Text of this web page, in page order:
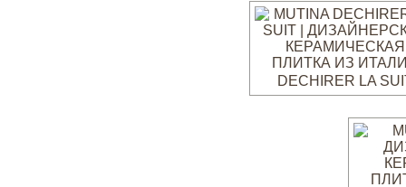
DECHIRER LA